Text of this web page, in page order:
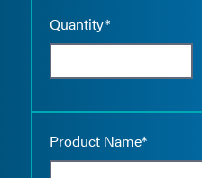
Quantity*
Product Name*